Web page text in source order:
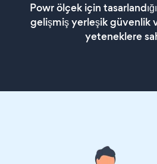
Powr ölçek için
gelişmiş yerleşik güvenlik
yeteneklere